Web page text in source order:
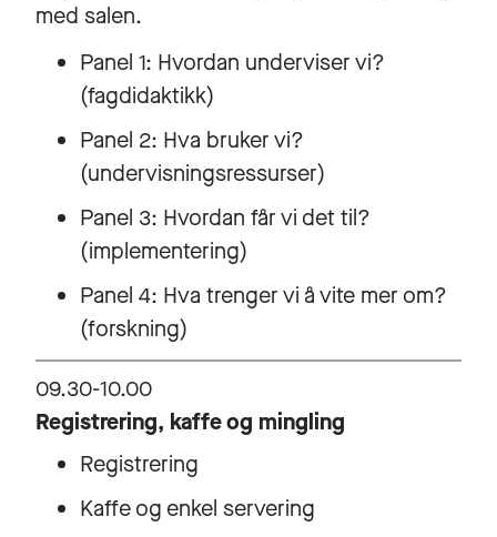
med salen.
Panel 1: Hvordan underviser vi?
(fagdidaktikk)
Panel 2: Hva bruker vi?
(undervisningsressurser)
Panel 3: Hvordan får vi det til?
(implementering)
Panel 4: Hva trenger vi å vite mer om?
(forskning)
09.30-10.00
Registrering, kaffe og mingling
Registrering
Kaffe og enkel servering